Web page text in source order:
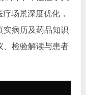
场景深度优化，
病历及药品知识
、检验解读与患者